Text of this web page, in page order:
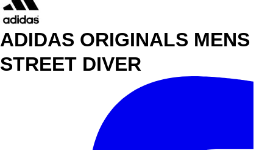
ADIDAS ORIGINALS MENS
STREET DIVER